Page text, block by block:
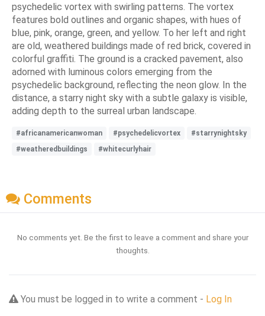
psychedelic vortex with swirling patterns. The vortex
features bold outlines and organic shapes, with hues of
blue, pink, orange, green, and yellow. To her left and right
are old, weathered buildings made of red brick, covered in
colorful graffiti. The ground is a cracked pavement, also
adorned with luminous colors emerging from the
psychedelic background, reflecting the neon glow. In the
distance, a starry night sky with a subtle galaxy is visible,
adding depth to the surreal urban landscape.
#africanamericanwoman #psychedelicvortex
#starrynightsky
#weatheredbuildings
#whitecurlyhair
Comments
No comments yet. Be the first to leave a comment and share your
thoughts.
You must be logged in to write a comment - Log In